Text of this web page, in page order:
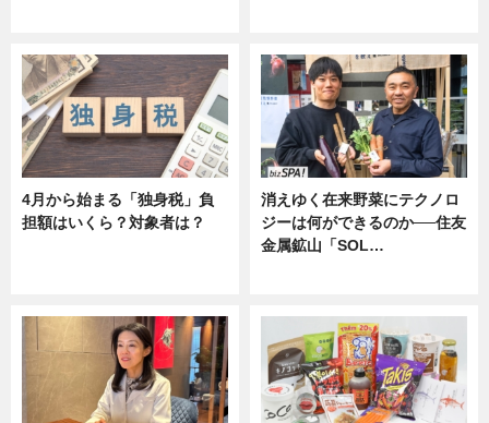
4月から始まる「独身税」負
担額はいくら？対象者は？
消えゆく在来野菜にテクノロ
ジーは何ができるのか──住友
金属鉱山「SOL…